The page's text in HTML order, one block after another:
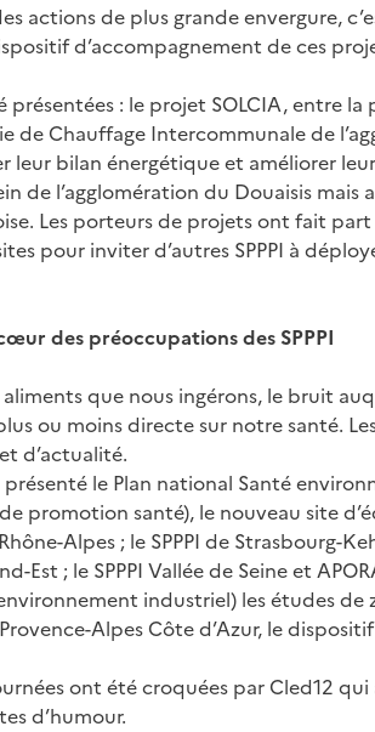
actions de plus grande envergure,
d’accompagnement de ces
: le projet SOLCIA, entre
de Chauffage Intercommunale de
leur bilan énergétique et améliorer
de l’agglomération du Douaisis mais
Les porteurs de projets ont fait
pour inviter d’autres SPPPI à
des préoccupations des SPPPI
aliments que nous ingérons, le bruit
ou moins directe sur notre santé.
d’actualité.
le Plan national Santé
promotion santé), le nouveau site
Alpes ; le SPPPI de Strasbourg-
Est ; le SPPPI Vallée de Seine et
industriel) les études de
Alpes Côte d’Azur, le dispositif
ont été croquées par Cled12
d’humour.